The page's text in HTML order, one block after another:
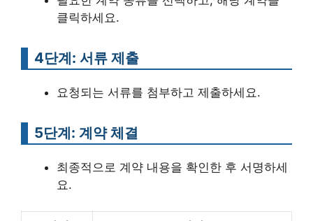
클릭하세요.
4단계: 서류 제출
요청되는 서류를 첨부하고 제출하세요.
5단계: 계약 체결
최종적으로 계약 내용을 확인한 후 서명하세
요.